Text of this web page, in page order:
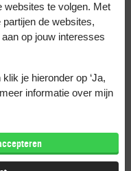
met
die draadloos
sneller op.
websites te volgen. Met
de websites,
op jouw interesses
je hieronder op ‘Ja,
informatie over mijn